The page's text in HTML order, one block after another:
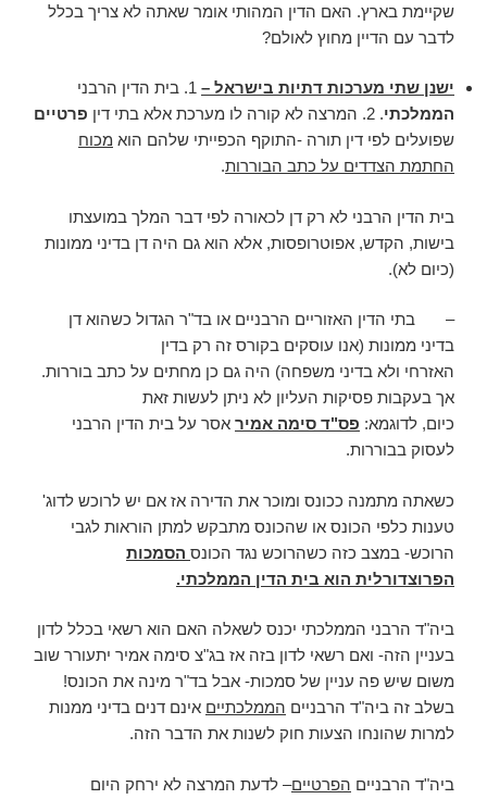
שקיימת בארץ. האם הדין המהותי אומר שאתה לא צריך בכלל
לדבר עם הדיין מחוץ לאולם?
ישנן שתי מערכות דתיות בישראל –
הממלכתי. 2. המרצה לא קורה לו מערכת אלא בתי דין
פרטיים
שפועלים לפי דין תורה -התוקף הכפייתי שלהם הוא מכוח
החתמת הצדדים על כתב הבוררות.
בית הדין הרבני לא רק דן לכאורה לפי דבר המלך במועצתו
בישות, הקדש, אפוטרופסות, אלא הוא גם היה דן בדיני ממונות
(כיום לא).
– בתי הדין האזוריים הרבניים או בד"ר הגדול כשהוא דן
בדיני ממונות (אנו עוסקים בקורס זה רק בדין
האזרחי ולא בדיני משפחה) היה גם כן מחתים על כתב בוררות.
אך בעקבות פסיקות העליון לא ניתן לעשות זאת
כיום, לדוגמא: פס"ד סימה אמיר אסר על בית הדין הרבני
לעסוק בבוררות.
כשאתה מתמנה ככונס ומוכר את הדירה אז אם יש לרוכש לדוג'
טענות כלפי הכונס או שהכונס מתבקש למתן הוראות לגבי
הרוכש- במצב כזה כשהרוכש נגד הכונס הסמכות
הפרוצדורלית הוא בית הדין הממלכתי.
ביה"ד הרבני הממלכתי יכנס לשאלה האם הוא רשאי בכלל לדון
בעניין הזה- ואם רשאי לדון בזה אז בג"צ סימה אמיר יתעורר שוב
משום שיש פה עניין של סמכות- אבל בד"ר מינה את הכונס!
בשלב זה ביה"ד הרבניים הממלכתיים אינם דנים בדיני ממנות
למרות שהונחו הצעות חוק לשנות את הדבר הזה.
ביה"ד הרבניים הפרטיים– לדעת המרצה לא ירחק היום